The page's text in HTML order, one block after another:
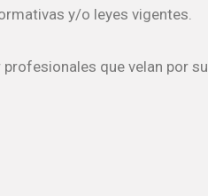
y/o leyes vigentes.
que velan por su